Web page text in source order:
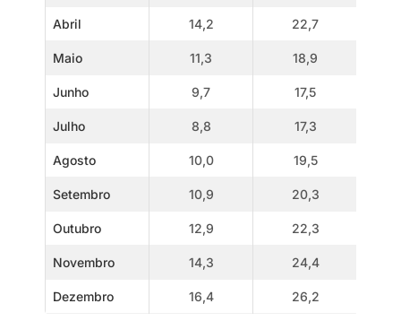
Abril 14,2 22,7
Maio 11,3 18,9
Junho 9,7 17,5
Julho 8,8 17,3
Agosto 10,0 19,5
Setembro 10,9 20,3
Outubro 12,9 22,3
Novembro 14,3 24,4
Dezembro 16,4 26,2